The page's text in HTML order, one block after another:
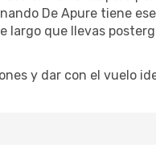
De Apure tiene
largo que llevas
y dar con el vuelo